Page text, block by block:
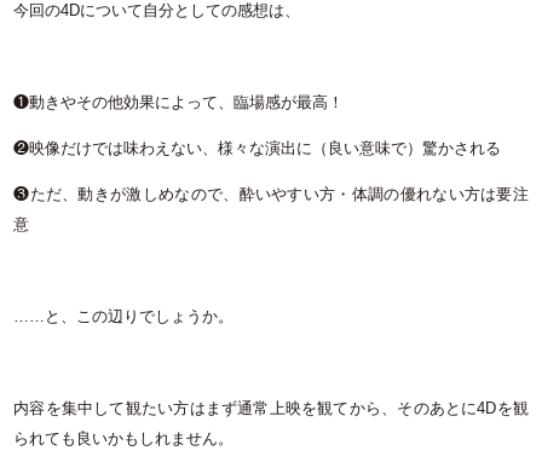
今回の4Dについて自分としての感想は、
❶動きやその他効果によって、臨場感が最高！
❷映像だけでは味わえない、様々な演出に（良い意味で）驚かされる
❸ただ、動きが激しめなので、酔いやすい方・体調の優れない方は要注
意
……と、この辺りでしょうか。
内容を集中して観たい方はまず通常上映を観てから、そのあとに4Dを観
られても良いかもしれません。